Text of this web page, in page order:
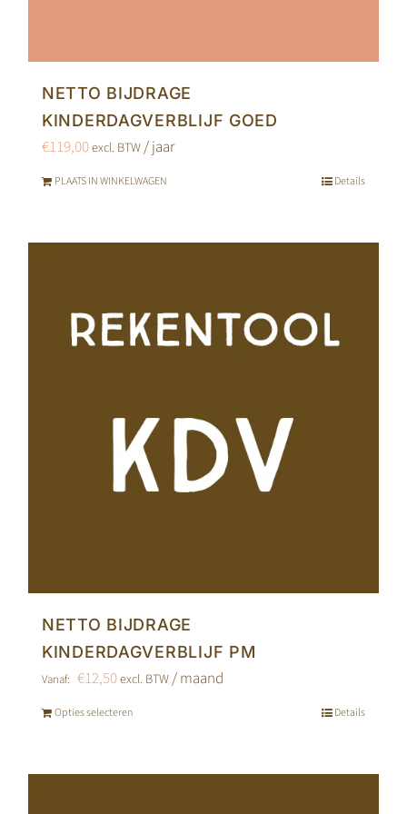
NETTO BIJDRAGE
KINDERDAGVERBLIJF GOED
€119,00excl. BTW/ jaar
PLAATS IN WINKELWAGEN Details
NETTO BIJDRAGE
KINDERDAGVERBLIJF PM
Vanaf: €12,50excl. BTW/ maand
Opties selecterenDit
Details